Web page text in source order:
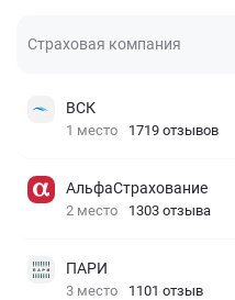
Страховая компания
ВСК
1 место 1719 отзывов
АльфаСтрахование
2 место 1303 отзыва
ПАРИ
3 место 1101 отзыв